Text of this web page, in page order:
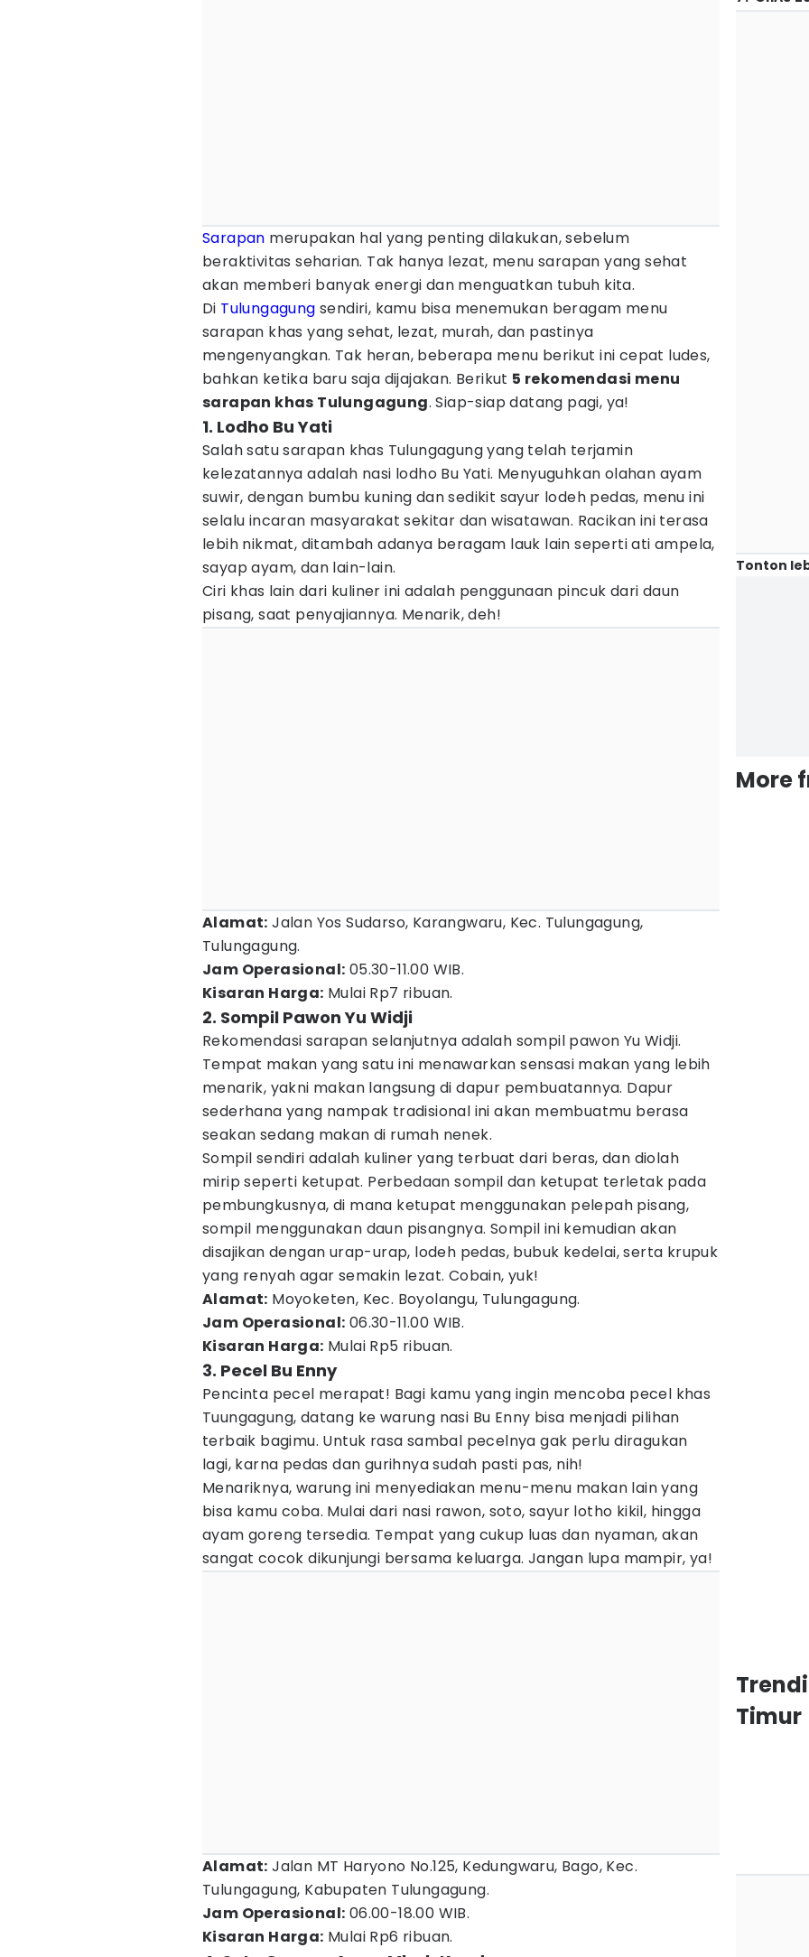
Sarapan merupakan hal yang penting dilakukan, sebelum
beraktivitas seharian. Tak hanya lezat, menu sarapan yang sehat
akan memberi banyak energi dan menguatkan tubuh kita.
Di Tulungagung sendiri, kamu bisa menemukan beragam menu
sarapan khas yang sehat, lezat, murah, dan pastinya
mengenyangkan. Tak heran, beberapa menu berikut ini cepat ludes,
bahkan ketika baru saja dijajakan. Berikut 5 rekomendasi menu
sarapan khas Tulungagung. Siap-siap datang pagi, ya!
1. Lodho Bu Yati
Salah satu sarapan khas Tulungagung yang telah terjamin
kelezatannya adalah nasi lodho Bu Yati. Menyuguhkan olahan ayam
suwir, dengan bumbu kuning dan sedikit sayur lodeh pedas, menu ini
selalu incaran masyarakat sekitar dan wisatawan. Racikan ini terasa
lebih nikmat, ditambah adanya beragam lauk lain seperti ati ampela,
sayap ayam, dan lain-lain.
Ciri khas lain dari kuliner ini adalah penggunaan pincuk dari daun
pisang, saat penyajiannya. Menarik, deh!
Alamat: Jalan Yos Sudarso, Karangwaru, Kec. Tulungagung,
Tulungagung.
Jam Operasional: 05.30-11.00 WIB.
Kisaran Harga: Mulai Rp7 ribuan.
2. Sompil Pawon Yu Widji
Rekomendasi sarapan selanjutnya adalah sompil pawon Yu Widji.
Tempat makan yang satu ini menawarkan sensasi makan yang lebih
menarik, yakni makan langsung di dapur pembuatannya. Dapur
sederhana yang nampak tradisional ini akan membuatmu berasa
seakan sedang makan di rumah nenek.
Sompil sendiri adalah kuliner yang terbuat dari beras, dan diolah
mirip seperti ketupat. Perbedaan sompil dan ketupat terletak pada
pembungkusnya, di mana ketupat menggunakan pelepah pisang,
sompil menggunakan daun pisangnya. Sompil ini kemudian akan
disajikan dengan urap-urap, lodeh pedas, bubuk kedelai, serta krupuk
yang renyah agar semakin lezat. Cobain, yuk!
Alamat: Moyoketen, Kec. Boyolangu, Tulungagung.
Jam Operasional: 06.30-11.00 WIB.
Kisaran Harga: Mulai Rp5 ribuan.
3. Pecel Bu Enny
Pencinta pecel merapat! Bagi kamu yang ingin mencoba pecel khas
Tuungagung, datang ke warung nasi Bu Enny bisa menjadi pilihan
terbaik bagimu. Untuk rasa sambal pecelnya gak perlu diragukan
lagi, karna pedas dan gurihnya sudah pasti pas, nih!
Menariknya, warung ini menyediakan menu-menu makan lain yang
bisa kamu coba. Mulai dari nasi rawon, soto, sayur lotho kikil, hingga
ayam goreng tersedia. Tempat yang cukup luas dan nyaman, akan
sangat cocok dikunjungi bersama keluarga. Jangan lupa mampir, ya!
Alamat: Jalan MT Haryono No.125, Kedungwaru, Bago, Kec.
Tulungagung, Kabupaten Tulungagung.
Jam Operasional: 06.00-18.00 WIB.
Kisaran Harga: Mulai Rp6 ribuan.
Tonton
More
Timur